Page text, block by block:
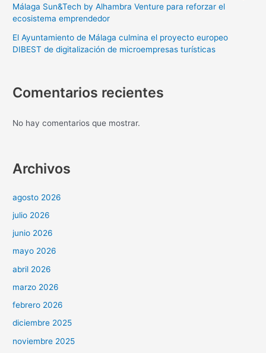
Málaga Sun&Tech by Alhambra Venture para reforzar el
ecosistema emprendedor
El Ayuntamiento de Málaga culmina el proyecto europeo
DIBEST de digitalización de microempresas turísticas
Comentarios recientes
No hay comentarios que mostrar.
Archivos
agosto 2026
julio 2026
junio 2026
mayo 2026
abril 2026
marzo 2026
febrero 2026
diciembre 2025
noviembre 2025